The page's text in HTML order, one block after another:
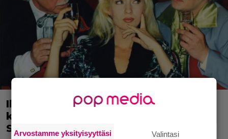
Illalla tv:ssä: Uuno-elokuva jossa
käytettiin tietokonegrafiikkaa?
Sellainen tehtiin vuonna 1998
Arvostamme yksityisyyttäsi Valintasi